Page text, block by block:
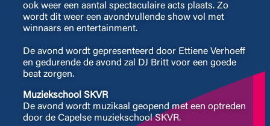
ook weer een aantal spectaculaire acts plaats. Zo
wordt dit weer een avondvullende show vol met
winnaars en entertainment.
De avond wordt gepresenteerd door Ettiene Verhoeff
en gedurende de avond zal DJ Britt voor een goede
beat zorgen.
Muziekschool SKVR
De avond wordt muzikaal geopend met een optreden
door de Capelse muziekschool SKVR.